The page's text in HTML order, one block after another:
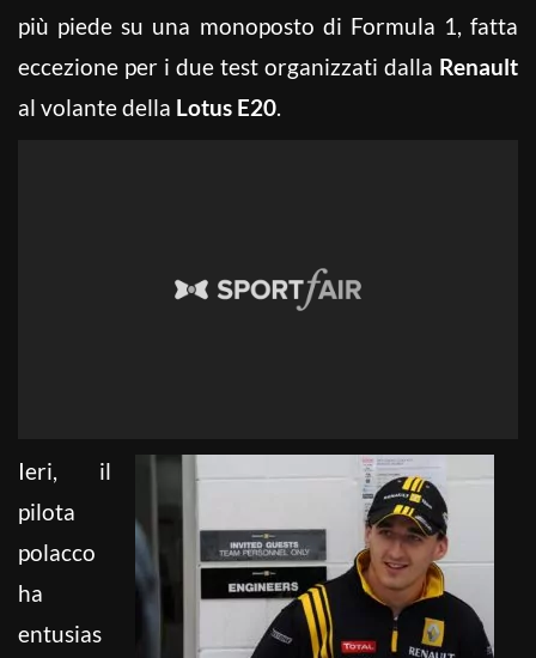
più piede su una monoposto di Formula 1, fatta
eccezione per i due test organizzati dalla Renault
al volante della Lotus E20.
Ieri, il
pilota
polacco
ha
entusias